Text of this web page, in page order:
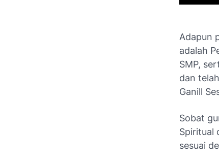
Adapun
adalah
SMP,
dan
Ganill
Sobat
Spiritual
sesuai